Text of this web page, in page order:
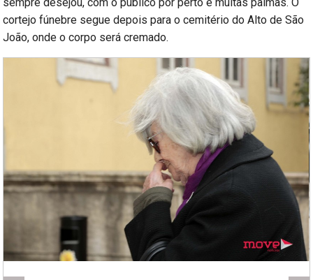
cortejo fúnebre segue depois para o cemitério do Alto de São
João, onde o corpo será cremado.